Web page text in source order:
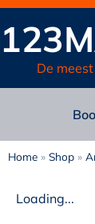
De
Home » Shop »
Loading...